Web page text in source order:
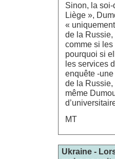
Sinon, la soi-
Liège »,
«
de la Russie,
comme si
pourquoi si
les services
enquête -
de la
même
MT
Ukraine -